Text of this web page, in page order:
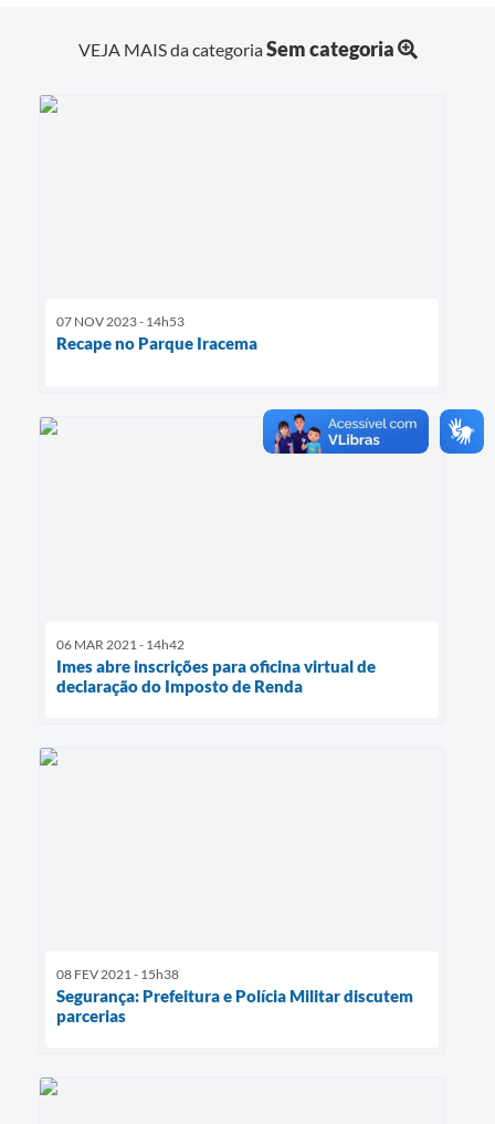
VEJA MAIS da categoriaSem categoria
07 NOV 2023 - 14h53
Recape no Parque Iracema
06 MAR 2021 - 14h42
Imes abre inscrições para oficina virtual de
declaração do Imposto de Renda
08 FEV 2021 - 15h38
Segurança: Prefeitura e Polícia Militar discutem
parcerias